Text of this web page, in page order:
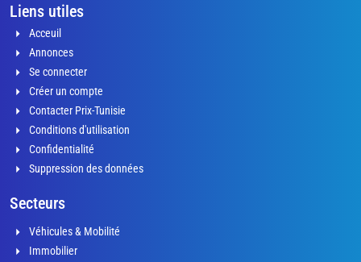
Liens utiles
Acceuil
Annonces
Se connecter
Créer un compte
Contacter Prix-Tunisie
Conditions d'utilisation
Confidentialité
Suppression des données
Secteurs
Véhicules & Mobilité
Immobilier